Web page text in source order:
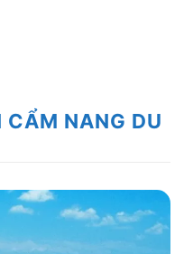
CẨM NANG DU